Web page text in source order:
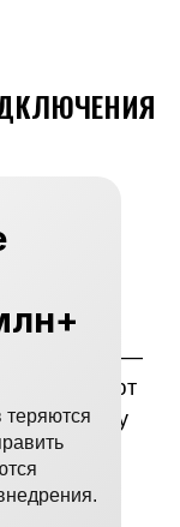
быть
и выбор
к
amoCRM —
позволяют
и сразу